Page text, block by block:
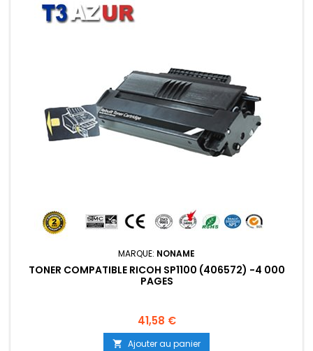
MARQUE: NONAME
TONER COMPATIBLE RICOH SP1100 (406572) -4 000
PAGES
Prix
41,58 €
 Ajouter au panier